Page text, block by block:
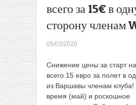
всего за 15€ в
сторону членам
05/03/2020
Снижение цены за старт
всего 15 евро за полет в
из Варшавы членам клуба!
время (май) и роскошное